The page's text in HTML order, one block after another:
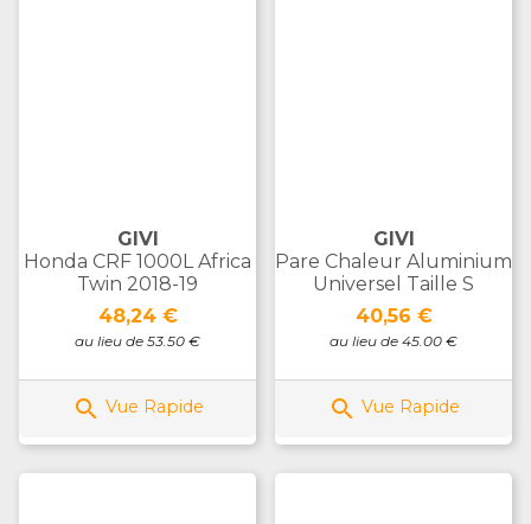
GIVI
Honda CRF 1000L Africa
Twin 2018-19
Prix
48,24 €
au lieu de 53.50 €
 Vue Rapide
GIVI
Pare Chaleur Aluminium
Universel Taille S
Prix
40,56 €
au lieu de 45.00 €
 Vue Rapide